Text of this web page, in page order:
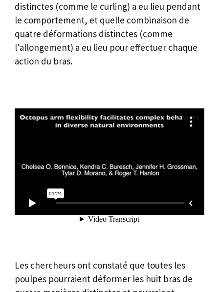
distinctes (comme le curling) a eu lieu pendant
le comportement, et quelle combinaison de
quatre déformations distinctes (comme
l’allongement) a eu lieu pour effectuer chaque
action du bras.
Les chercheurs ont constaté que toutes les
poulpes pourraient déformer les huit bras de